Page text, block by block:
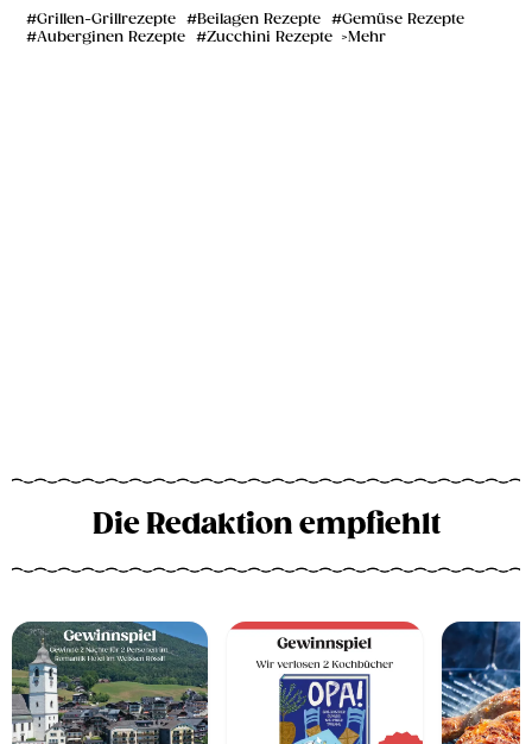
Grillen-Grillrezepte Beilagen Rezepte
Gemüse Rezepte
Auberginen Rezepte
Zucchini Rezepte Mehr
Die Redaktion empfiehlt